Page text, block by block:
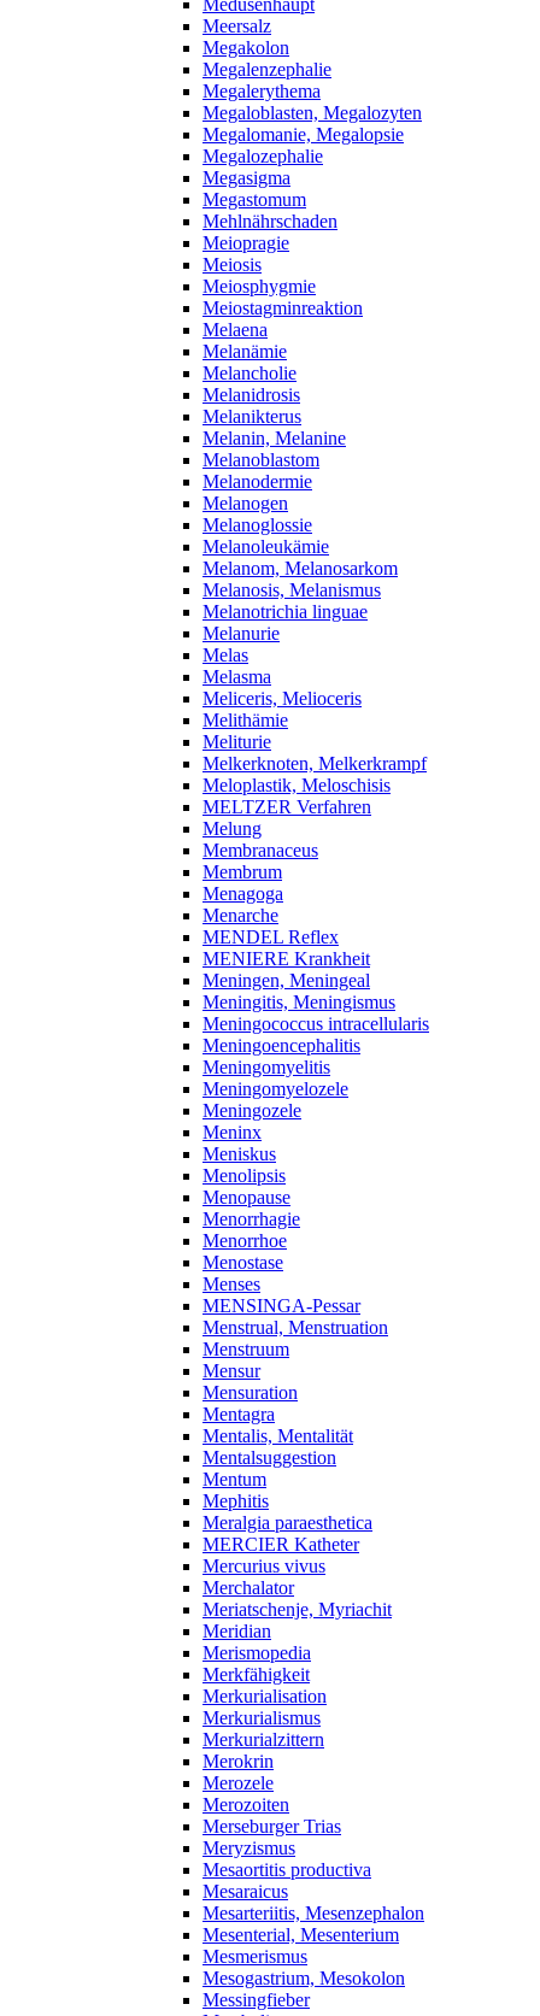
Medusenhaupt
Meersalz
Megakolon
Megalenzephalie
Megalerythema
Megaloblasten, Megalozyten
Megalomanie, Megalopsie
Megalozephalie
Megasigma
Megastomum
Mehlnährschaden
Meiopragie
Meiosis
Meiosphygmie
Meiostagminreaktion
Melaena
Melanämie
Melancholie
Melanidrosis
Melanikterus
Melanin, Melanine
Melanoblastom
Melanodermie
Melanogen
Melanoglossie
Melanoleukämie
Melanom, Melanosarkom
Melanosis, Melanismus
Melanotrichia linguae
Melanurie
Melas
Melasma
Meliceris, Melioceris
Melithämie
Meliturie
Melkerknoten, Melkerkrampf
Meloplastik, Meloschisis
MELTZER Verfahren
Melung
Membranaceus
Membrum
Menagoga
Menarche
MENDEL Reflex
MENIERE Krankheit
Meningen, Meningeal
Meningitis, Meningismus
Meningococcus intracellularis
Meningoencephalitis
Meningomyelitis
Meningomyelozele
Meningozele
Meninx
Meniskus
Menolipsis
Menopause
Menorrhagie
Menorrhoe
Menostase
Menses
MENSINGA-Pessar
Menstrual, Menstruation
Menstruum
Mensur
Mensuration
Mentagra
Mentalis, Mentalität
Mentalsuggestion
Mentum
Mephitis
Meralgia paraesthetica
MERCIER Katheter
Mercurius vivus
Merchalator
Meriatschenje, Myriachit
Meridian
Merismopedia
Merkfähigkeit
Merkurialisation
Merkurialismus
Merkurialzittern
Merokrin
Merozele
Merozoiten
Merseburger Trias
Meryzismus
Mesaortitis productiva
Mesaraicus
Mesarteriitis, Mesenzephalon
Mesenterial, Mesenterium
Mesmerismus
Mesogastrium, Mesokolon
Messingfieber